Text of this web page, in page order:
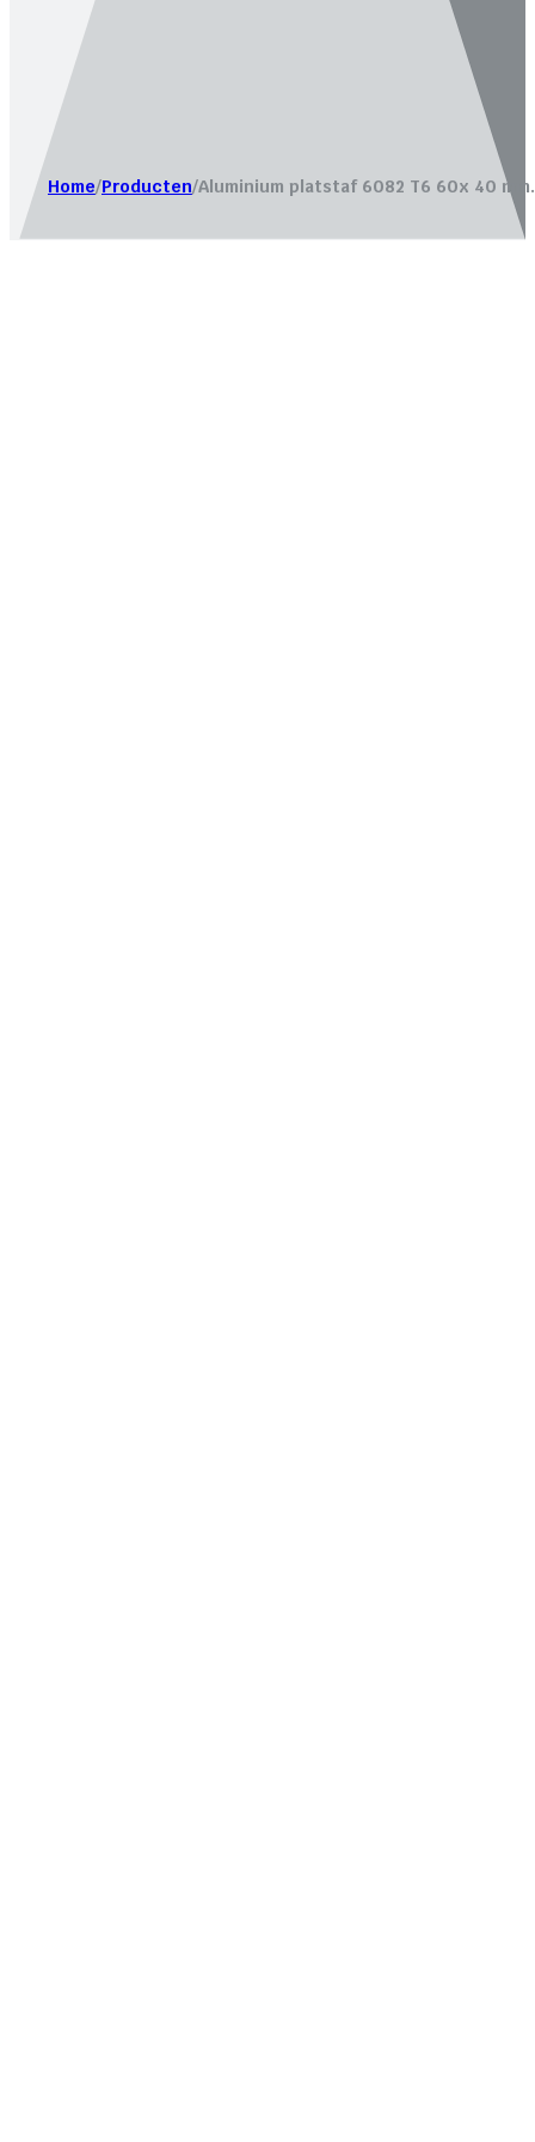
Website laten maken door Bureau Magneet – Online
Home/Producten/Aluminium platstaf 6082 T6 60x 40 mm.